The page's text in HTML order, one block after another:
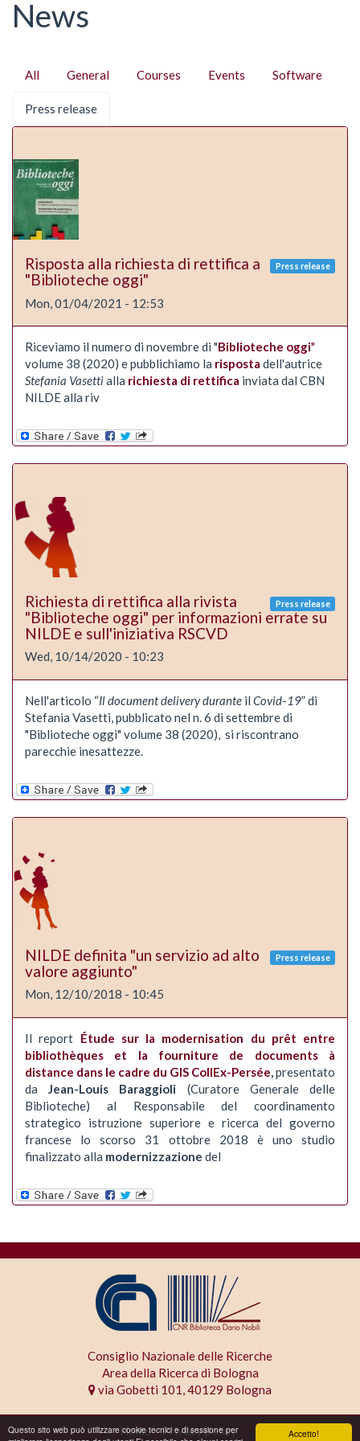
Accetto!
Questo sito web può utilizzare cookie tecnici e di sessione per
News
Primary
tabs
All General Courses Events Software
Press release
tab)
Press release
Risposta alla richiesta di rettifica a
"Biblioteche oggi"
Mon, 01/04/2021 - 12:53
Riceviamo il numero di novembre di "Biblioteche oggi"
volume 38 (2020) e pubblichiamo la risposta dell'autrice
Stefania Vasettialla richiesta di rettifica inviata dal CBN
NILDE alla riv
Press release
Richiesta di rettifica alla rivista
"Biblioteche oggi" per informazioni errate su
NILDE e sull'iniziativa RSCVD
Wed, 10/14/2020 - 10:23
Nell'articolo “Ildocumentdeliverydurante il Covid-19” di
Stefania Vasetti, pubblicato nel n. 6 di settembre di
"Biblioteche oggi" volume 38 (2020), si riscontrano
parecchie inesattezze.
Press release
NILDE definita "un servizio ad alto
valore aggiunto"
Mon, 12/10/2018 - 10:45
Il report Étude sur la modernisation du prêt entre
bibliothèques et la fourniture de documents à
distance dans le cadre du GIS CollEx-Persée,presentato
daJean-Louis Baraggioli (Curatore Generale delle
Biblioteche) al Responsabile del coordinamento
strategico istruzione superiore e ricerca del governo
francese lo scorso 31 ottobre 2018 è uno studio
finalizzato alla modernizzazione del
Consiglio Nazionale delle Ricerche
Area della Ricerca di Bologna
via Gobetti 101, 40129 Bologna
Home Privacy policy